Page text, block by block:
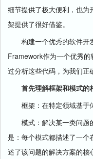
细节提供了极大便利，也为
架提供了很好借鉴。
构建一个优秀的软件开
Framework作为一个优秀的
过分析这些代码，为我们正
首先理解框架和模式的
框架：在特定领域基于体
模式：解决某一类问题的
是：每个模式都描述了一个
述了该问题的解决方案的核